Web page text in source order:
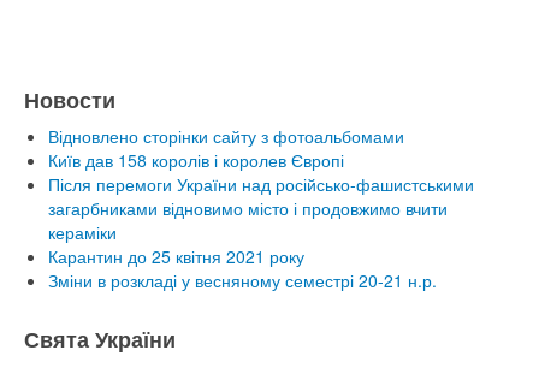
Новости
Відновлено сторінки сайту з фотоальбомами
Київ дав 158 королів і королев Європі
Після перемоги України над російсько-фашистськими
загарбниками відновимо місто і продовжимо вчити
кераміки
Карантин до 25 квітня 2021 року
Зміни в розкладі у весняному семестрі 20-21 н.р.
Свята України